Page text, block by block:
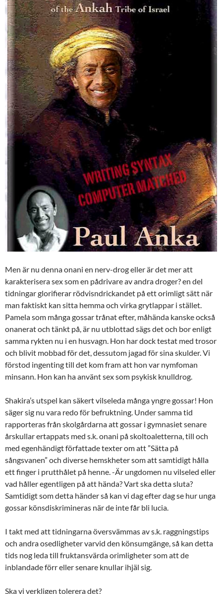
Men är nu denna onani en nerv-drog eller är det mer att
karakterisera sex som en pådrivare av andra droger? en del
tidningar glorifierar rödvisndrickandet på ett orimligt sätt när
man faktiskt kan sitta hemma och virka grytlappar i stället.
Pamela som många gossar trånat efter, måhända kanske också
onanerat och tänkt på, är nu utblottad sägs det och bor enligt
samma rykten nu i en husvagn. Hon har dock testat med trosor
och blivit mobbad för det, dessutom jagad för sina skulder. Vi
förstod ingenting till det kom fram att hon var nymfoman
minsann. Hon kan ha använt sex som psykisk knulldrog.
Shakira’s utspel kan säkert vilseleda många yngre gossar! Hon
säger sig nu vara redo för befruktning. Under samma tid
rapporteras från skolgårdarna att gossar i gymnasiet senare
årskullar ertappats med s.k. onani på skoltoaletterna, till och
med egenhändigt författade texter om att ”Sätta på
sångsvanen” och diverse hemskheter som att samtidigt hålla
ett finger i prutthålet på henne. -Är ungdomen nu vilseled eller
vad håller egentligen på att hända? Vart ska detta sluta?
Samtidigt som detta händer så kan vi dag efter dag se hur unga
gossar könsdiskrimineras när de inte får bli lucia.
I takt med att tidningarna översvämmas av s.k. raggningstips
och andra osedligheter varvid den könsumgänge, så kan detta
tids nog leda till fruktansvärda orimligheter som att de
inblandade förr eller senare knullar ihjäl sig.
Ska vi verkligen tolerera det?